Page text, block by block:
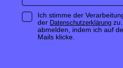
Ich stimme der
der Datenschutzerklärungzu.
abmelden, indem ich auf
Mails klicke.